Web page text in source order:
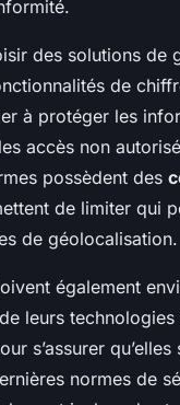
des solutions de
de
à protéger les
accès non
possèdent des
de limiter qui
de géolocalisation.
également
de leurs technologies
s’assurer
normes de